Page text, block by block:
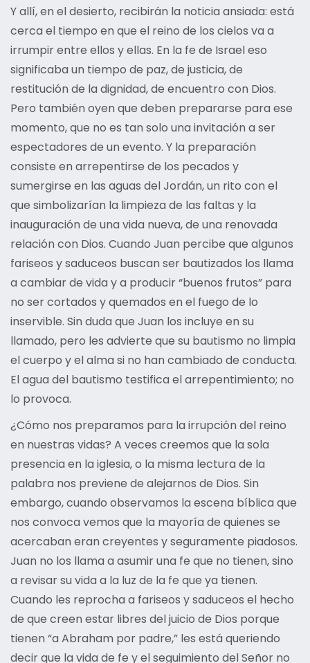
Y allí, en el desierto, recibirán la noticia ansiada: está
cerca el tiempo en que el reino de los cielos va a
irrumpir entre ellos y ellas. En la fe de Israel eso
significaba un tiempo de paz, de justicia, de
restitución de la dignidad, de encuentro con Dios.
Pero también oyen que deben prepararse para ese
momento, que no es tan solo una invitación a ser
espectadores de un evento. Y la preparación
consiste en arrepentirse de los pecados y
sumergirse en las aguas del Jordán, un rito con el
que simbolizarían la limpieza de las faltas y la
inauguración de una vida nueva, de una renovada
relación con Dios. Cuando Juan percibe que algunos
fariseos y saduceos buscan ser bautizados los llama
a cambiar de vida y a producir “buenos frutos” para
no ser cortados y quemados en el fuego de lo
inservible. Sin duda que Juan los incluye en su
llamado, pero les advierte que su bautismo no limpia
el cuerpo y el alma si no han cambiado de conducta.
El agua del bautismo testifica el arrepentimiento; no
lo provoca.
¿Cómo nos preparamos para la irrupción del reino
en nuestras vidas? A veces creemos que la sola
presencia en la iglesia, o la misma lectura de la
palabra nos previene de alejarnos de Dios. Sin
embargo, cuando observamos la escena bíblica que
nos convoca vemos que la mayoría de quienes se
acercaban eran creyentes y seguramente piadosos.
Juan no los llama a asumir una fe que no tienen, sino
a revisar su vida a la luz de la fe que ya tienen.
Cuando les reprocha a fariseos y saduceos el hecho
de que creen estar libres del juicio de Dios porque
tienen “a Abraham por padre,” les está queriendo
decir que la vida de fe y el seguimiento del Señor no